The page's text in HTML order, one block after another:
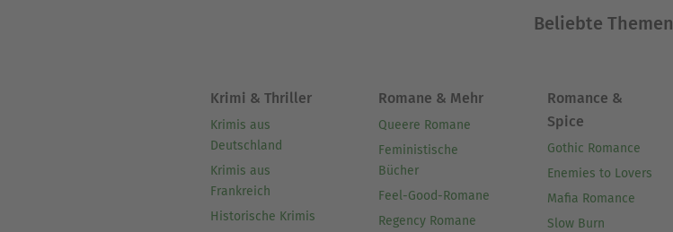
Beliebte Themen
Krimi & Thriller
Krimis aus
Deutschland
Krimis aus
Frankreich
Historische Krimis
Romane & Mehr
Queere Romane
Feministische
Bücher
Feel-Good-Romane
Regency Romane
Romance &
Spice
Gothic Romance
Enemies to Lovers
Mafia Romance
Slow Burn